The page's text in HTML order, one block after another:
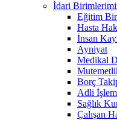
İdari
Eğitim
Hasta
İnsan
Ayniyat
Medikal
Borç
Adli
Sağlık
Çalışan